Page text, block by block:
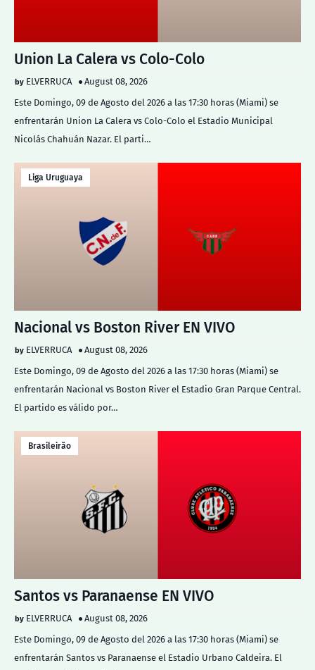
Union La Calera vs Colo-Colo
ELVERRUCA
August 08, 2026
Este Domingo, 09 de Agosto del 2026 a las 17:30 horas (Miami) se
enfrentarán Union La Calera vs Colo-Colo el Estadio Municipal
Nicolás Chahuán Nazar. El parti…
Liga Uruguaya
Nacional vs Boston River EN VIVO
ELVERRUCA
August 08, 2026
Este Domingo, 09 de Agosto del 2026 a las 17:30 horas (Miami) se
enfrentarán Nacional vs Boston River el Estadio Gran Parque Central.
El partido es válido por…
Brasileirão
Santos vs Paranaense EN VIVO
ELVERRUCA
August 08, 2026
Este Domingo, 09 de Agosto del 2026 a las 17:30 horas (Miami) se
enfrentarán Santos vs Paranaense el Estadio Urbano Caldeira. El